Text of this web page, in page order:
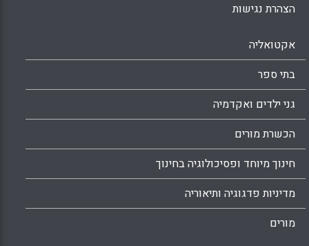
הצהרת נגישות
אקטואליה
בתי ספר
גני ילדים ואקדמיה
הכשרת מורים
חינוך מיוחד ופסיכולוגיה בחינוך
מדיניות פדגוגיה ותיאוריה
מורים